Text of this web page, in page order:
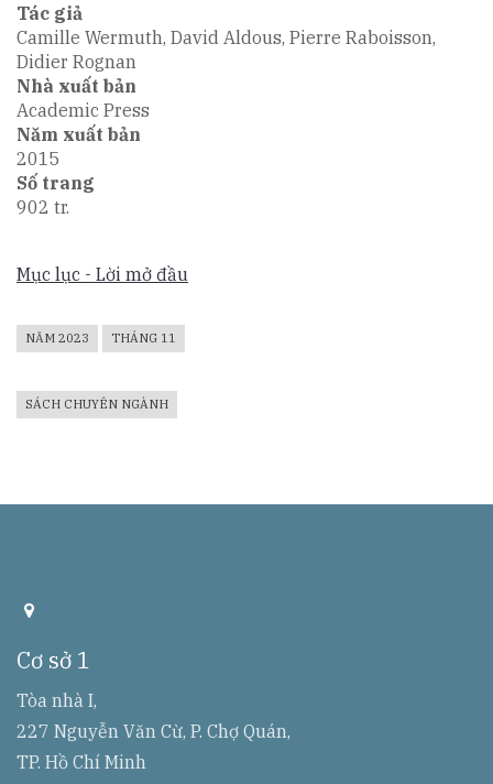
Tác giả
Camille Wermuth, David Aldous, Pierre Raboisson,
Didier Rognan
Nhà xuất bản
Academic Press
Năm xuất bản
2015
Số trang
902 tr.
Mục lục - Lời mở đầu
NĂM 2023 THÁNG 11
SÁCH CHUYÊN NGÀNH
a
r
e
s
Cơ sở 1
Tòa nhà I,
227 Nguyễn Văn Cừ, P. Chợ Quán,
TP. Hồ Chí Minh